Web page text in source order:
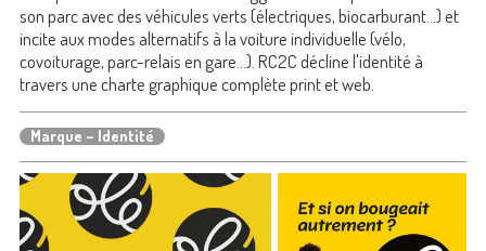
son parc avec des véhicules verts (électriques, biocarburant...) et
incite aux modes alternatifs à la voiture individuelle (vélo,
covoiturage, parc-relais en gare...). RC2C décline l'identité à
travers une charte graphique complète print et web.
Marque – Identité